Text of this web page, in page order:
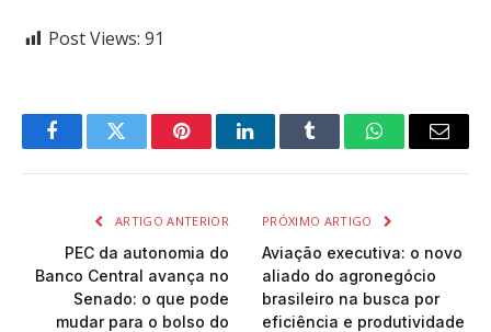
Post Views: 91
FacebookTwitter PinterestLinkedInTumblr WhatsAppEmail
ARTIGO ANTERIOR
PEC da autonomia do
Banco Central avança no
Senado: o que pode
mudar para o bolso do
PRÓXIMO ARTIGO
Aviação executiva: o novo
aliado do agronegócio
brasileiro na busca por
eficiência e produtividade